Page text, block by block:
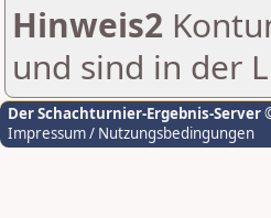
Hinweis2
und sind in der
Der Schachturnier-Ergebnis-Server
Impressum / Nutzungsbedingungen